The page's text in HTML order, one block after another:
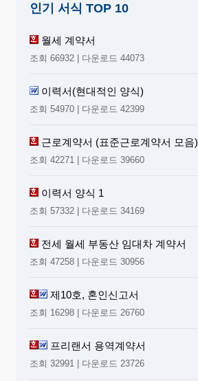
인기 서식 TOP 10
월세 계약서
조회 66932 | 다운로드 44073
이력서(현대적인 양식)
조회 54970 | 다운로드 42399
근로계약서 (표준근로계약서 모음)
조회 42271 | 다운로드 39660
이력서 양식 1
조회 57332 | 다운로드 34169
전세 월세 부동산 임대차 계약서
조회 47258 | 다운로드 30956
제10호, 혼인신고서
조회 16298 | 다운로드 26760
프리랜서 용역계약서
조회 32991 | 다운로드 23726